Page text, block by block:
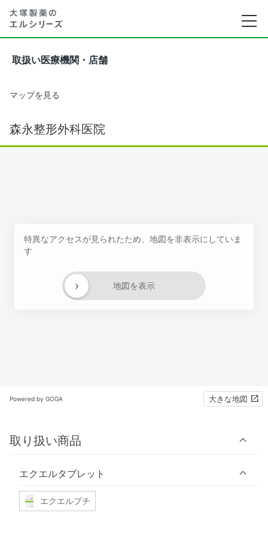
取扱い医療機関・店舗
マップを見る
森永整形外科医院
特異なアクセスが見られたため、地図を非表示にしていま
す
地図を表示
›
Powered by GOGA 大きな地図
取り扱い商品
エクエルタブレット
エクエルプチ